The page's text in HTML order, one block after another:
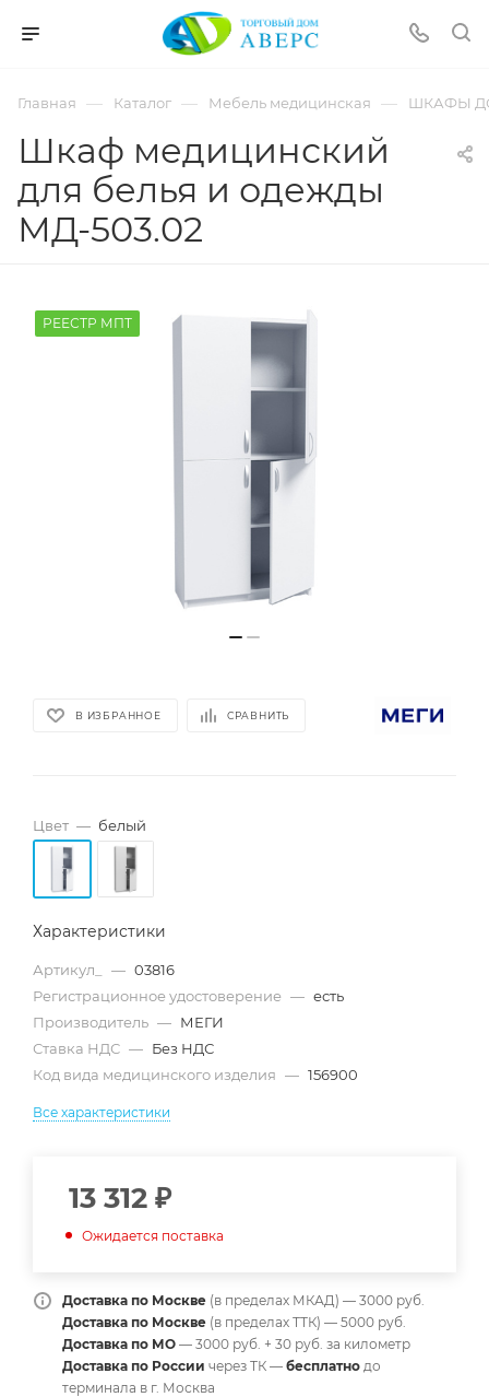
Главная — Каталог — Мебель медицинская — ШКАФЫ
Шкаф медицинский
для белья и одежды
МД-503.02
РЕЕСТР МПТ
В ИЗБРАННОЕ СРАВНИТЬ
Цвет — белый
Характеристики
Артикул_ — 03816
Регистрационное удостоверение — есть
Производитель — МЕГИ
Ставка НДС — Без НДС
Код вида медицинского изделия — 156900
Все характеристики
13 312 ₽
Ожидается поставка
Доставка по Москве (в пределах МКАД) — 3000 руб.
Доставка по Москве (в пределах ТТК) — 5000 руб.
Доставка по МО — 3000 руб. + 30 руб. за километр
Доставка по России через ТК — бесплатно до
терминала в г. Москва
pornspider.info
xnxx